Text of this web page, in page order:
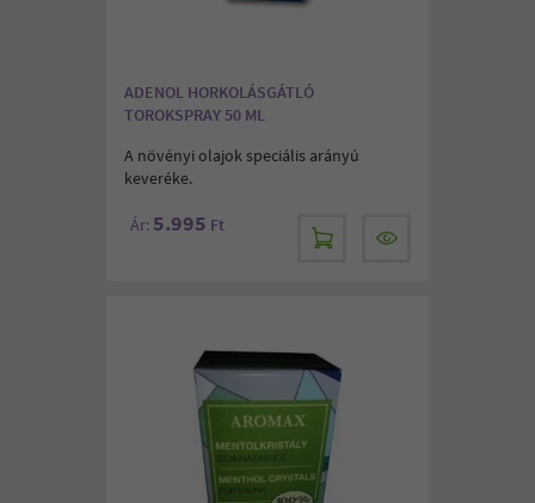
ADENOL HORKOLÁSGÁTLÓ
TOROKSPRAY 50 ML
A növényi olajok speciális arányú
keveréke.
Ár: 5.995 Ft